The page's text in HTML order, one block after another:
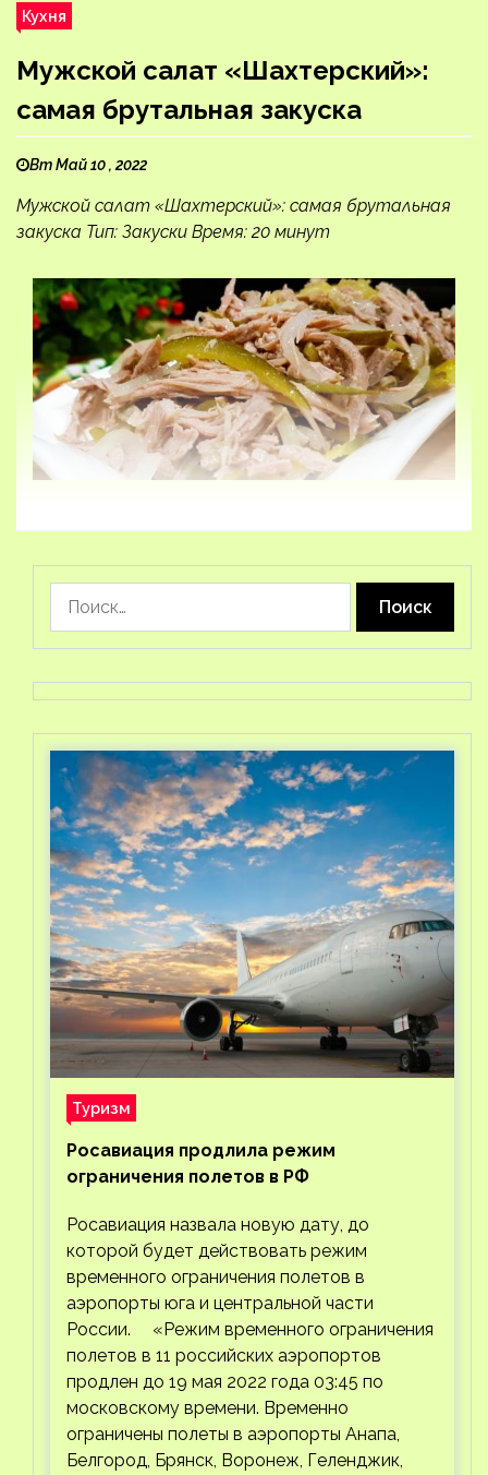
Кухня
Мужской салат «Шахтерский»:
самая брутальная закуска
Вт Май 10 , 2022
Мужской салат «Шахтерский»: самая брутальная
закуска Тип: Закуски Время: 20 минут
Туризм
Росавиация продлила режим
ограничения полетов в РФ
Росавиация назвала новую дату, до
которой будет действовать режим
временного ограничения полетов в
аэропорты юга и центральной части
России. «Режим временного ограничения
полетов в 11 российских аэропортов
продлен до 19 мая 2022 года 03:45 по
московскому времени. Временно
ограничены полеты в аэропорты Анапа,
Белгород, Брянск, Воронеж, Геленджик,